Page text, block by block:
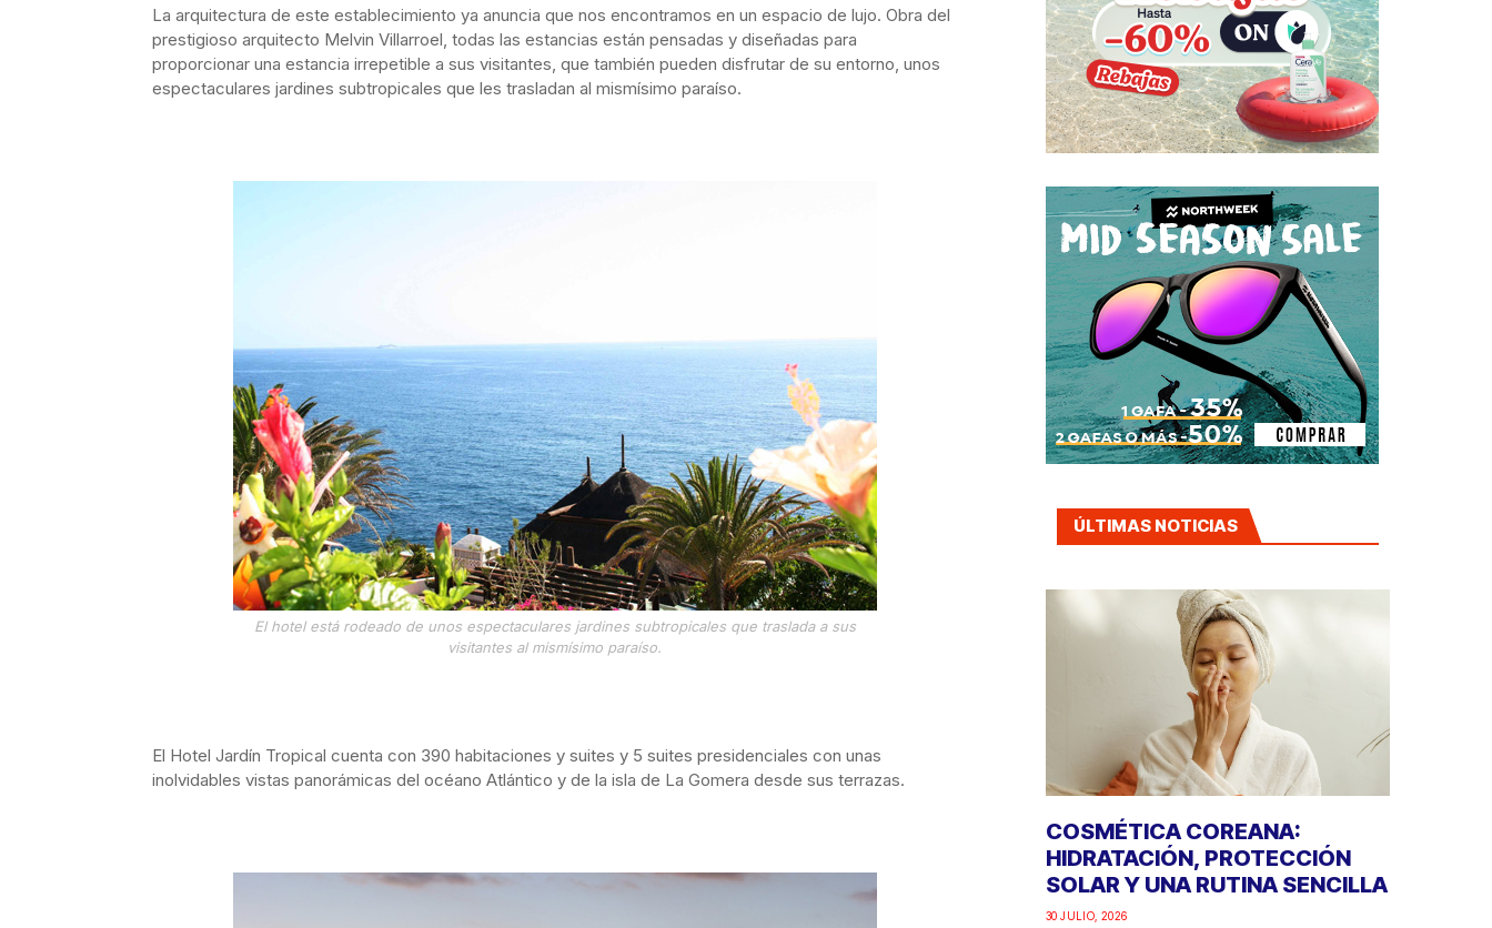
La arquitectura de este establecimiento ya anuncia que nos encontramos en un espacio de lujo. Obra del
prestigioso arquitecto Melvin Villarroel, todas las estancias están pensadas y diseñadas para
proporcionar una estancia irrepetible a sus visitantes, que también pueden disfrutar de su entorno, unos
espectaculares jardines subtropicales que les trasladan al mismísimo paraíso.
El hotel está rodeado de unos espectaculares jardines subtropicales que traslada a sus
visitantes al mismísimo paraíso.
El Hotel Jardín Tropical cuenta con 390 habitaciones y suites y 5 suites presidenciales con unas
inolvidables vistas panorámicas del océano Atlántico y de la isla de La Gomera desde sus terrazas.
ÚLTIMAS NOTICIAS
COSMÉTICA COREANA:
HIDRATACIÓN, PROTECCIÓN
SOLAR Y UNA RUTINA SENCILLA
30 JULIO, 2026